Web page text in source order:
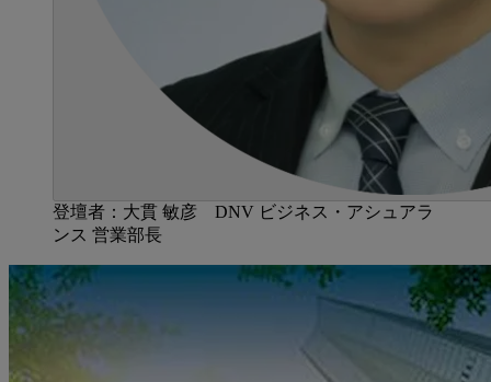
登壇者：大貫 敏彦 DNV ビジネス・アシュアラ
ンス 営業部長